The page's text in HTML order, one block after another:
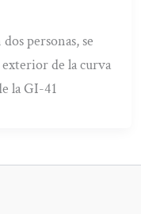
personas, se
de la curva
la GI-41